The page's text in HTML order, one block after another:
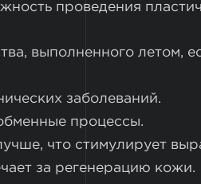
проведения
выполненного летом,
заболеваний.
процессы.
что стимулирует
за регенерацию кожи.